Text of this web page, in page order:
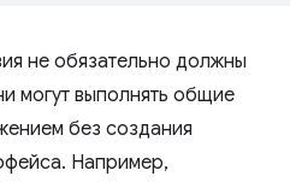
не обязательно должны
могут выполнять общие
без создания
Например,